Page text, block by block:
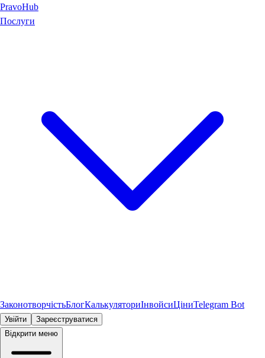
PravoHub
Послуги
ЗаконотворчістьБлогКалькуляториІнвойсиЦіниTelegram Bot
Увійти
Зареєструватися
Відкрити меню